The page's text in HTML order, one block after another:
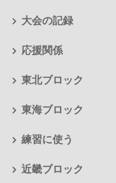
大会の記録
応援関係
東北ブロック
東海ブロック
練習に使う
近畿ブロック